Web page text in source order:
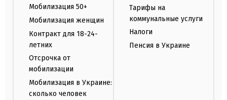
Мобилизация 50+
Мобилизация женщин
Контракт для 18-24-
летних
Отсрочка от
мобилизации
Мобилизация в Украине:
сколько человек
Тарифы на
коммунальные услуги
Налоги
Пенсия в Украине